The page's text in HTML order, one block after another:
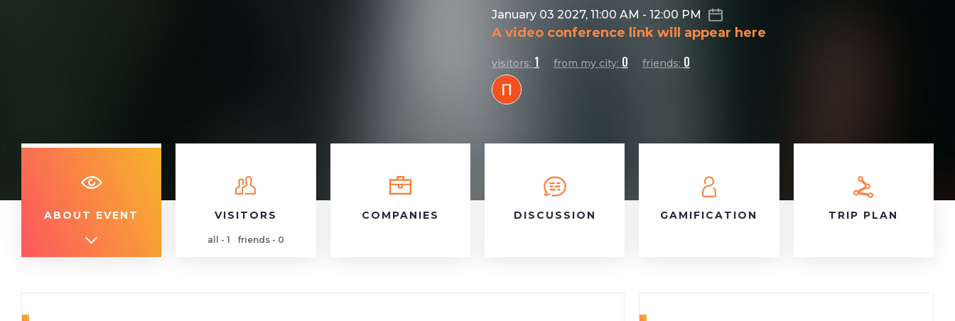
January 03 2027, 11:00 AM - 12:00 PM
A video conference link will appear here
visitors: 1 from my city: 0 friends: 0
ABOUT EVENT VISITORS
all - 1 friends - 0
COMPANIES DISCUSSION GAMIFICATION TRIP PLAN